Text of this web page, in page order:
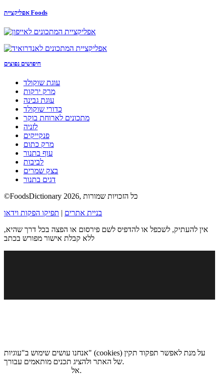
אפליקציית Foods
חיפושים נפוצים
עוגת שוקולד
מרק ירקות
עוגת גבינה
כדורי שוקולד
מתכונים לארוחת בוקר
לזניה
פנקייקים
מרק כתום
עוף בתנור
לביבות
בצק שמרים
דגים בתנור
©FoodsDictionary 2026, כל הזכויות שמורות
בניית אתרים | תפיקו הפקות וידאו
אין להעתיק, לשכפל או להדפיס לשם פירסום או הפצה בכל דרך שהיא,
ללא קבלת אישור מפורש בכתב
אנחנו עושים שימוש ב"עוגיות" (cookies) על מנת לאפשר תפקוד תקין
של האתר ולהציג תכנים מותאמים עבורך.
אל.